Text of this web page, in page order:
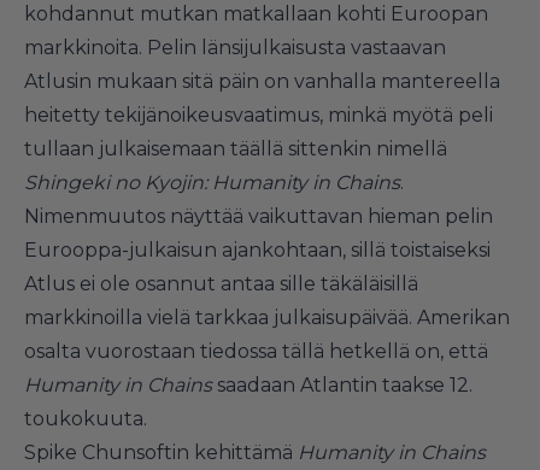
kohdannut mutkan matkallaan kohti Euroopan
markkinoita. Pelin länsijulkaisusta vastaavan
Atlusin mukaan sitä päin on vanhalla mantereella
heitetty tekijänoikeusvaatimus, minkä myötä peli
tullaan julkaisemaan täällä sittenkin nimellä
Shingeki no Kyojin: Humanity in Chains.
Nimenmuutos näyttää vaikuttavan hieman pelin
Eurooppa-julkaisun ajankohtaan, sillä toistaiseksi
Atlus ei ole osannut antaa sille täkäläisillä
markkinoilla vielä tarkkaa julkaisupäivää. Amerikan
osalta vuorostaan tiedossa tällä hetkellä on, että
Humanity in Chainssaadaan Atlantin taakse 12.
toukokuuta.
Spike Chunsoftin kehittämä Humanity in Chains